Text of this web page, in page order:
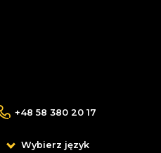
+48 58 380 20 17
Wybierz język